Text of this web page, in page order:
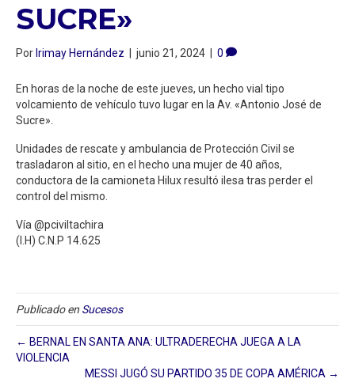
SUCRE»
PorIrimay Hernández | junio 21, 2024 | 0
En horas de la noche de este jueves, un hecho vial tipo
volcamiento de vehículo tuvo lugar en la Av. «Antonio José de
Sucre».
Unidades de rescate y ambulancia de Protección Civil se
trasladaron al sitio, en el hecho una mujer de 40 años,
conductora de la camioneta Hilux resultó ilesa tras perder el
control del mismo.
Vía @pciviltachira
(I.H) C.N.P 14.625
Publicado en Sucesos
← BERNAL EN SANTA ANA: ULTRADERECHA JUEGA A LA
VIOLENCIA
MESSI JUGÓ SU PARTIDO 35 DE COPA AMÉRICA →